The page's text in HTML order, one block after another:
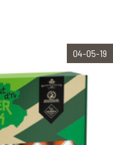
04-05-19